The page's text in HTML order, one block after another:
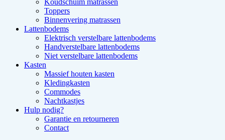
Koudschuim matrassen
Toppers
Binnenvering matrassen
Lattenbodems
Elektrisch verstelbare lattenbodems
Handverstelbare lattenbodems
Niet verstelbare lattenbodems
Kasten
Massief houten kasten
Kledingkasten
Commodes
Nachtkastjes
Hulp nodig?
Garantie en retourneren
Contact